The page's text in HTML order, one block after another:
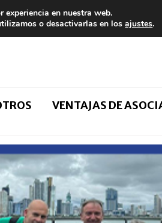
VENTAJAS DE
en nuestra web.
o desactivarlas en losajustes.